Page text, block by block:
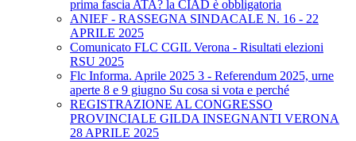
prima fascia ATA? la CIAD è obbligatoria
ANIEF - RASSEGNA SINDACALE N. 16 - 22
APRILE 2025
Comunicato FLC CGIL Verona - Risultati elezioni
RSU 2025
Flc Informa. Aprile 2025 3 - Referendum 2025, urne
aperte 8 e 9 giugno Su cosa si vota e perché
REGISTRAZIONE AL CONGRESSO
PROVINCIALE GILDA INSEGNANTI VERONA
28 APRILE 2025